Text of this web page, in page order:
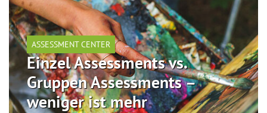
ASSESSMENT CENTER
Einzel Assessments vs.
Gruppen Assessments –
weniger ist mehr